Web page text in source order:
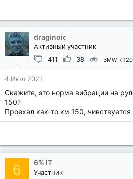
draginoid
Активный участник
411
38 BMW R
4 Июл 2021
Скажите, это норма вибрации на
150?
Проехал как-то км 150, чивствуется
6 6% IT
Участник